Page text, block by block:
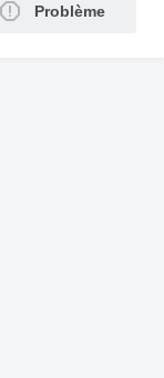
Problème